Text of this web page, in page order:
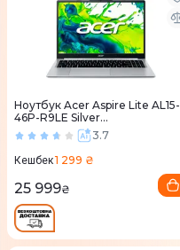
Ноутбук Acer Aspire Lite AL15-
46P-R9LE Silver
(NX.JXVEU.003)3.7
Кешбек1 299 ₴
25 999₴